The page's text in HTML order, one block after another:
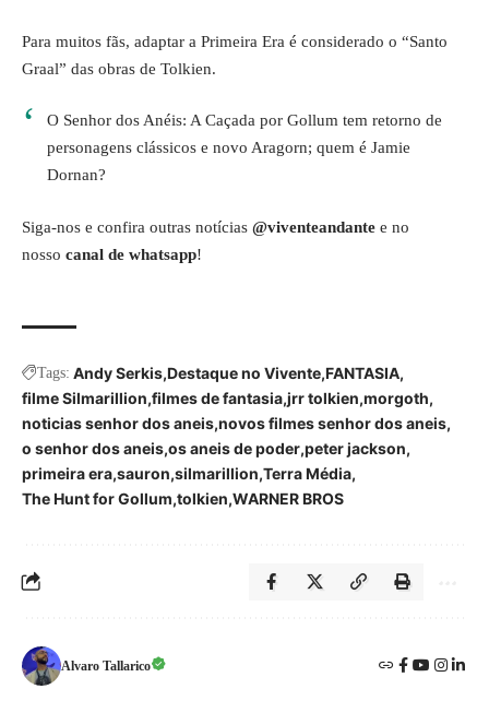
Para muitos fãs, adaptar a Primeira Era é considerado o “Santo
Graal” das obras de Tolkien.
O Senhor dos Anéis: A Caçada por Gollum tem retorno de
personagens clássicos e novo Aragorn; quem é Jamie
Dornan?
Siga-nos e confira outras notícias @viventeandante e no
nosso canal de whatsapp!
Tags: Andy Serkis Destaque no Vivente FANTASIA
filme Silmarillion filmes de fantasia jrr tolkien morgoth
noticias senhor dos aneis novos filmes senhor dos aneis
o senhor dos aneis os aneis de poder peter jackson
primeira era sauron silmarillion Terra Média
The Hunt for Gollum tolkien WARNER BROS
Alvaro Tallarico